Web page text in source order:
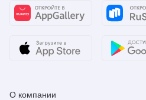
О компании